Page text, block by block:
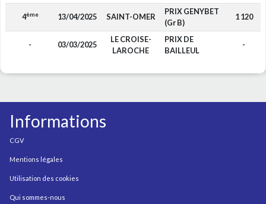
4ème 13/04/2025 SAINT-OMER
PRIX GENYBET
(Gr B)
1 120
- 03/03/2025
LE CROISE-
LAROCHE
PRIX DE
BAILLEUL
-
Informations
CGV
Mentions légales
Utilisation des cookies
Qui sommes-nous